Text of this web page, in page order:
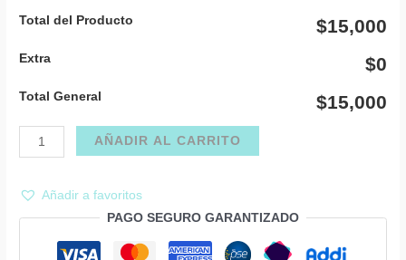
Total del Producto $15,000
Extra $0
Total General $15,000
Llaveros
pieza
cantidad
AÑADIR AL CARRITO
Añadir a favoritos
PAGO SEGURO GARANTIZADO